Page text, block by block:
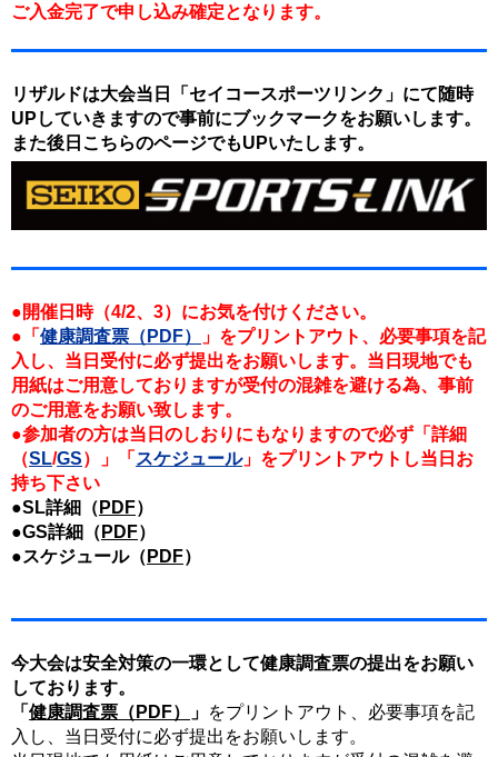
ご入金完了で申し込み確定となります。
リザルドは大会当日「セイコースポーツリンク」にて随時
UPしていきますので事前にブックマークをお願いします。
また後日こちらのページでもUPいたします。
●開催日時（4/2、3）にお気を付けください。
●「 健康調査票（PDF）
」をプリントアウト、必要事項を記
入し、当日受付に必ず提出をお願いします。当日現地でも
用紙はご用意しておりますが受付の混雑を避ける為、事前
のご用意をお願い致します。
●参加者の方は当日のしおりにもなりますので必ず「詳細
（SL/GS）」「 スケジュール」をプリントアウトし当日お
持ち下さい
●SL詳細（ PDF）
●GS詳細（ PDF）
●スケジュール（ PDF）
今大会は安全対策の一環として健康調査票の提出をお願い
しております。
「 健康調査票（PDF） 」 をプリントアウト、必要事項を記
入し、当日受付に必ず提出をお願いします。